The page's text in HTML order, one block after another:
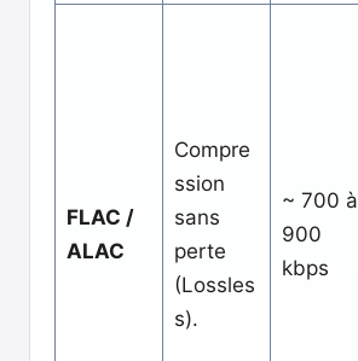
FLAC /
ALAC
Compre
ssion
sans
perte
(Lossles
s).
~ 700 à
900
kbps